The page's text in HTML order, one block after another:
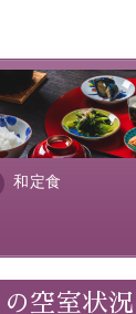
ご用意
メニティをご
、チェックア
理表現）
和定食
ぱりとした和食
食材は、諏訪の
だんに取り入れ
を心掛けた長野
空室状況